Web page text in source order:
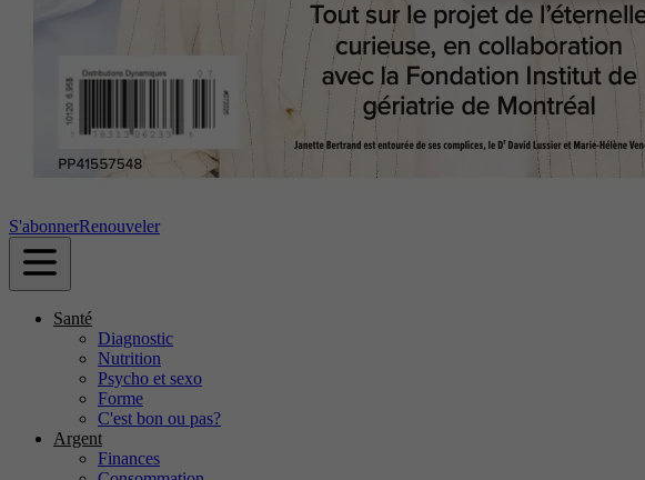
S'abonnerRenouveler
Santé
Diagnostic
Nutrition
Psycho et sexo
Forme
C'est bon ou pas?
Argent
Finances